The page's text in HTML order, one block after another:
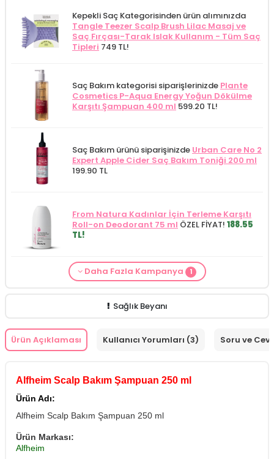
Kepekli Saç Kategorisinden ürün alımınızda
Tangle Teezer Scalp Brush Lilac Masaj ve
Saç Fırçası-Tarak Islak Kullanım - Tüm Saç
Tipleri 749 TL!
Saç Bakım kategorisi siparişlerinizde Plante
Cosmetics P-Aqua Energy Yoğun Dökülme
Karşıtı Şampuan 400 ml 599.20 TL!
Saç Bakım ürünü siparişinizde Urban Care No 2
Expert Apple Cider Saç Bakım Toniği 200 ml
199.90 TL
From Natura Kadınlar İçin Terleme Karşıtı
Roll-on Deodorant 75 ml ÖZEL FİYAT! 188.55
TL!
Saç Bakım Kategorisine Özel Fiyat
Daha Fazla Kampanya 1
Sağlık Beyanı
Ürün Açıklaması Kullanıcı Yorumları (3) Soru ve
Alfheim Scalp Bakım Şampuan 250 ml
Ürün Adı:
Alfheim Scalp Bakım Şampuan 250 ml
Ürün Markası:
Alfheim